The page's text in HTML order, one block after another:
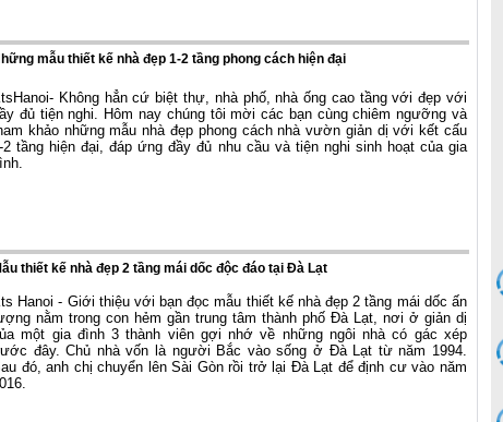
mẫu thiết kế nhà đẹp 1-2 tầng phong cách hiện đại
Không hẳn cứ biệt thự, nhà phố, nhà ống cao tầng với đẹp với
đủ tiện nghi. Hôm nay chúng tôi mời các bạn cùng chiêm ngưỡng và
khảo những mẫu nhà đẹp phong cách nhà vườn giản dị với kết cấu
2 tầng hiện đại, đáp ứng đầy đủ nhu cầu và tiện nghi sinh hoạt của gia
thiết kế nhà đẹp 2 tầng mái dốc độc đáo tại Đà Lạt
Hanoi - Giới thiệu với bạn đọc mẫu thiết kế nhà đẹp 2 tầng mái dốc ấn
nằm trong con hẻm gần trung tâm thành phố Đà Lạt, nơi ở giản dị
một gia đình 3 thành viên gợi nhớ về những ngôi nhà có gác xép
đây. Chủ nhà vốn là người Bắc vào sống ở Đà Lạt từ năm 1994.
đó, anh chị chuyển lên Sài Gòn rồi trở lại Đà Lạt để định cư vào năm